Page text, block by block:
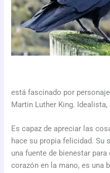
está fascinado por
Martin Luther King.
Es capaz de apreciar las
hace su propia felicidad. Su
una fuente de bienestar
corazón en la mano, es una